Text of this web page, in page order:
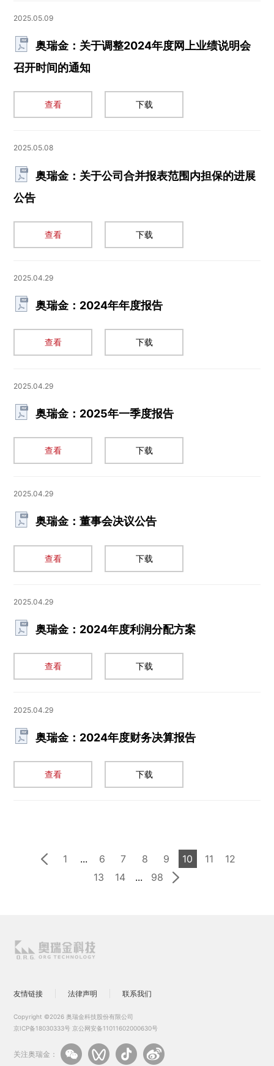
2025.05.09
奥瑞金：关于调整2024年度网上业绩说明会
召开时间的通知
查看 下载
2025.05.08
奥瑞金：关于公司合并报表范围内担保的进展
公告
查看 下载
2025.04.29
奥瑞金：2024年年度报告
查看 下载
2025.04.29
奥瑞金：2025年一季度报告
查看 下载
2025.04.29
奥瑞金：董事会决议公告
查看 下载
2025.04.29
奥瑞金：2024年度利润分配方案
查看 下载
2025.04.29
奥瑞金：2024年度财务决算报告
查看 下载
1 ... 6 7 8 9 10 11
12
13
14 ... 98
友情链接 法律声明 联系我们
Copyright ©2026 奥瑞金科技股份有限公司
京ICP备18030333号 京公网安备11011602000630号
关注奥瑞金：